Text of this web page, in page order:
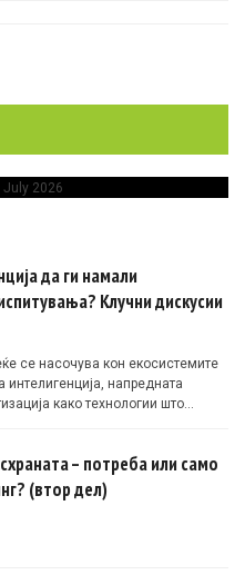
да ги намали
Клучни дискусии
се насочува кон екосистемите
напредната
како технологии што
– потреба или само
(втор дел)